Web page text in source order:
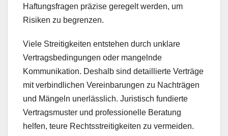
Haftungsfragen präzise geregelt werden, um
Risiken zu begrenzen.
Viele Streitigkeiten entstehen durch unklare
Vertragsbedingungen oder mangelnde
Kommunikation. Deshalb sind detaillierte Verträge
mit verbindlichen Vereinbarungen zu Nachträgen
und Mängeln unerlässlich. Juristisch fundierte
Vertragsmuster und professionelle Beratung
helfen, teure Rechtsstreitigkeiten zu vermeiden.